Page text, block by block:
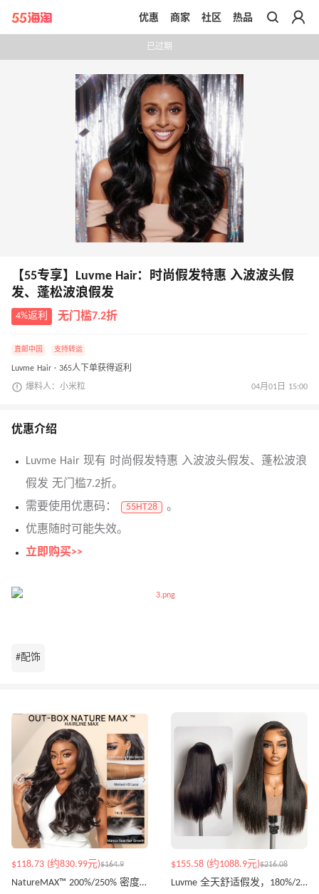
带你去官网买正品
优惠 商家 社区 热品
已过期
【55专享】Luvme Hair：时尚假发特惠 入波波头假
发、蓬松波浪假发
4%返利 无门槛7.2折
直邮中国 支持转运
Luvme Hair · 365人下单获得返利
爆料人：小米粒 04月01日 15:00
优惠介绍
Luvme Hair 现有 时尚假发特惠 入波波头假发、蓬松波浪
假发 无门槛7.2折。
需要使用优惠码：
55HT28
。
优惠随时可能失效。
立即购买>>
#配饰
$118.73 (约830.99元)$164.9
NatureMAX™ 200%/250% 密度蓬松波浪无胶13x6高清蕾丝前置假发
$155.58 (约1088.9元)$216.08
Luvme 全天舒适假发，180%/250% 密度，骨感直